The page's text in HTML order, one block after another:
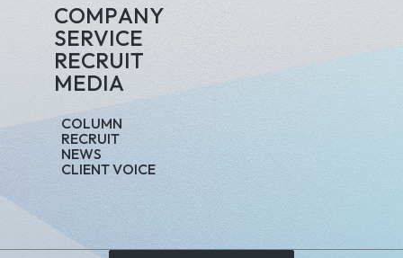
COMPANY
SERVICE
RECRUIT
MEDIA
COLUMN
RECRUIT
NEWS
CLIENTVOICE